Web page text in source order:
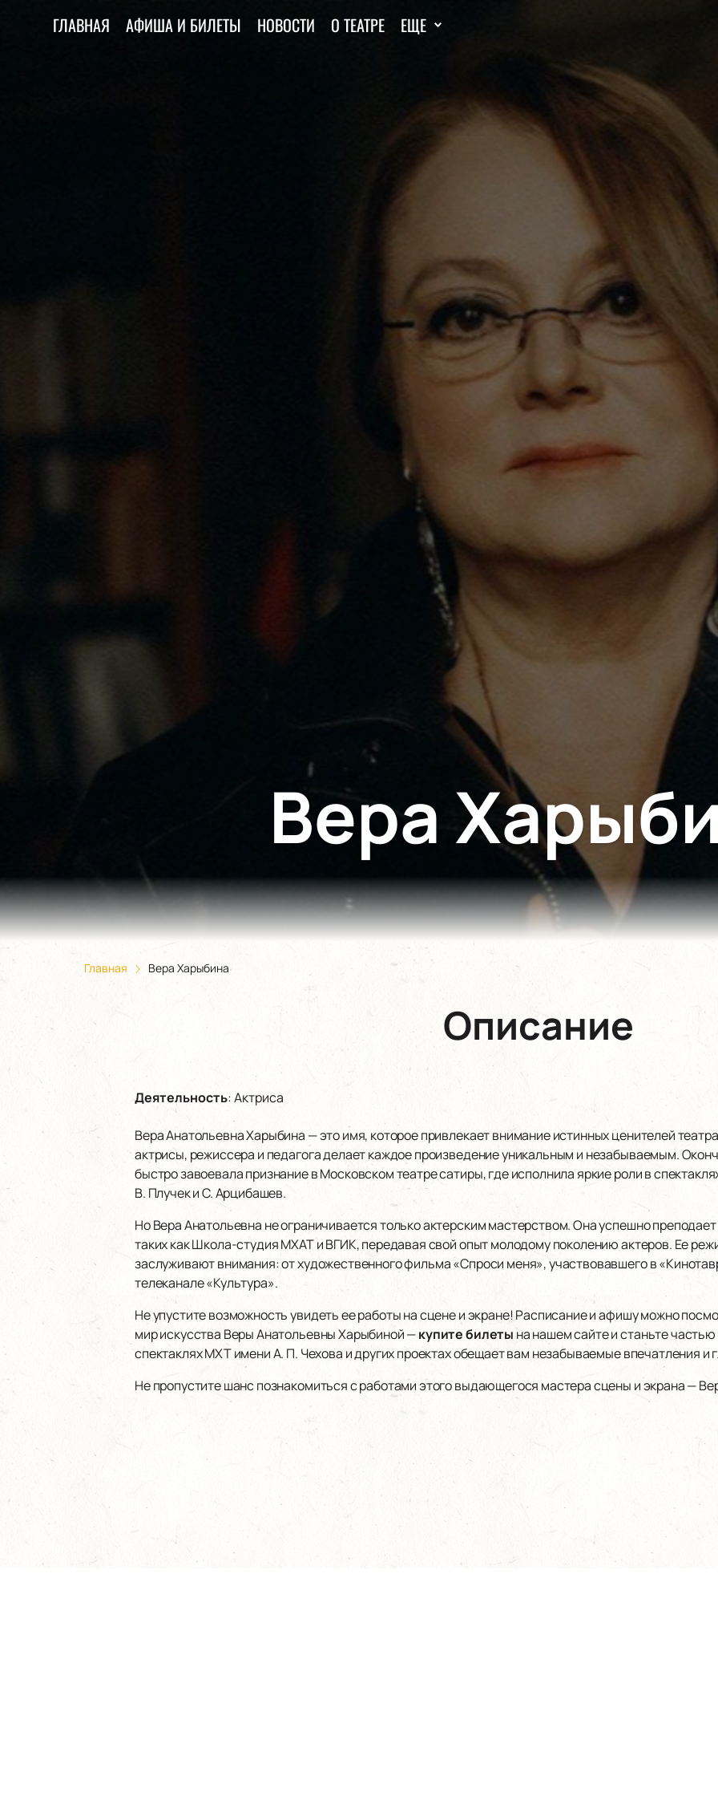
ГЛАВНАЯ АФИША И БИЛЕТЫ НОВОСТИ О ТЕАТРЕ ЕЩЕ
Вера
Главная Вера Харыбина
Описание
Деятельность:Актриса
Вера Анатольевна Харыбина — это имя, которое привлекает внимание истинных ценителей
актрисы, режиссера и педагога делает каждое произведение уникальным и незабываемым.
быстро завоевала признание в Московском театре сатиры, где исполнила яркие роли в
В. Плучек и С. Арцибашев.
Но Вера Анатольевна не ограничивается только актерским мастерством. Она успешно
таких как Школа-студия МХАТ и ВГИК, передавая свой опыт молодому поколению актеров. Ее
заслуживают внимания: от художественного фильма «Спроси меня», участвовавшего в
телеканале «Культура».
Не упустите возможность увидеть ее работы на сцене и экране! Расписание и афишу можно
мир искусства Веры Анатольевны Харыбиной —купите билетына нашем сайте и станьте частью
спектаклях МХТ имени А. П. Чехова и других проектах обещает вам незабываемые впечатления и
Не пропустите шанс познакомиться с работами этого выдающегося мастера сцены и экрана —